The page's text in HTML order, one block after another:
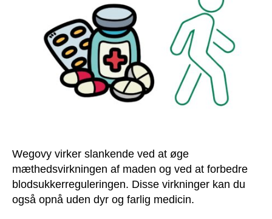
uden
Wegovy
Wegovy virker slankende ved at øge
mæthedsvirkningen af maden og ved at forbedre
blodsukkerreguleringen. Disse virkninger kan du
også opnå uden dyr og farlig medicin.